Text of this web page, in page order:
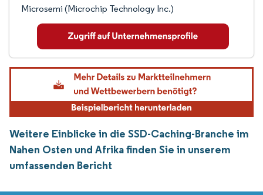
Microsemi (Microchip Technology Inc.)
Weitere Einblicke in die SSD-Caching-Branche im
Nahen Osten und Afrika finden Sie in unserem
umfassenden Bericht